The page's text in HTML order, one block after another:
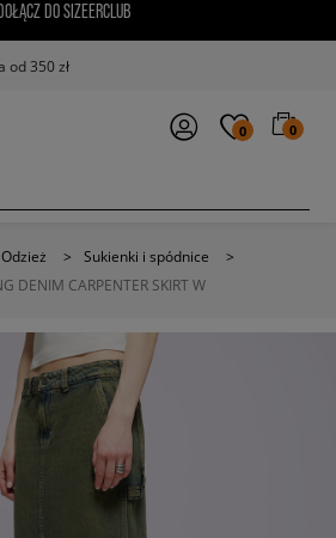
DO SIZEERCLUB
od 350 zł
0 0
Odzież > Sukienki i spódnice
>
DENIM CARPENTER SKIRT W